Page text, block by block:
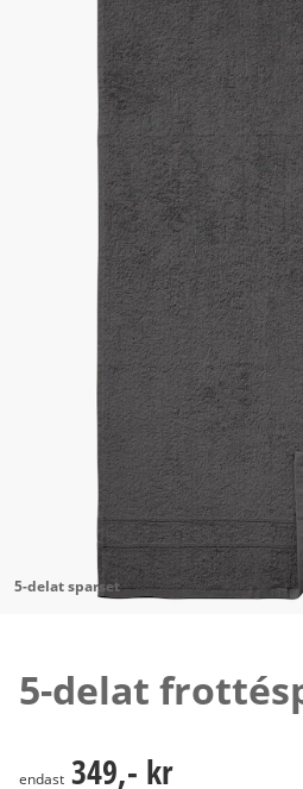
5-delat sparset
5-delat
349,- kr
endast 349,- kr